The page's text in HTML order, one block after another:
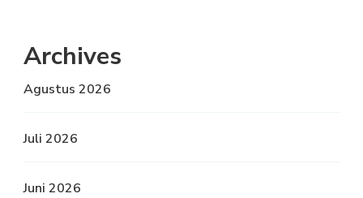
Archives
Agustus 2026
Juli 2026
Juni 2026